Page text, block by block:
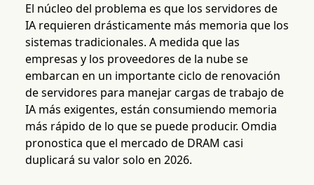
El núcleo del problema es que los servidores de
IA requieren drásticamente más memoria que los
sistemas tradicionales. A medida que las
empresas y los proveedores de la nube se
embarcan en un importante ciclo de renovación
de servidores para manejar cargas de trabajo de
IA más exigentes, están consumiendo memoria
más rápido de lo que se puede producir. Omdia
pronostica que el mercado de DRAM casi
duplicará su valor solo en 2026.